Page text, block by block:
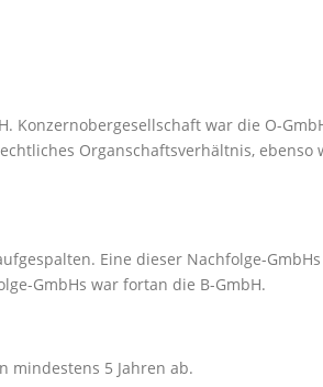
war die O-
Organschaftsverhältnis, ebenso
Eine dieser Nachfolge-
GmbHs war fortan die B-GmbH.
mindestens 5 Jahren ab.